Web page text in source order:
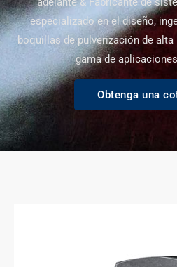
especializado en el diseño,
boquillas de pulverización de
gama de
Obtenga una